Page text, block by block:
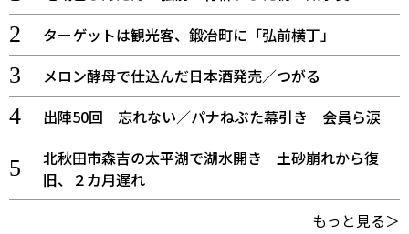
ターゲットは観光客、鍛冶町に「弘前横丁」
メロン酵母で仕込んだ日本酒発売／つがる
出陣50回 忘れない／パナねぶた幕引き 会員ら涙
北秋田市森吉の太平湖で湖水開き 土砂崩れから復
旧、２カ月遅れ
もっと見る＞